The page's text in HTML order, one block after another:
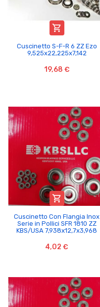

Cuscinetto S-F-R 6 ZZ Ezo
9,525x22,225x7,142
19,68 €

Cuscinetto Con Flangia Inox
Serie in Pollici SFR 1810 ZZ
KBS/USA 7,938x12,7x3,968
4,02 €